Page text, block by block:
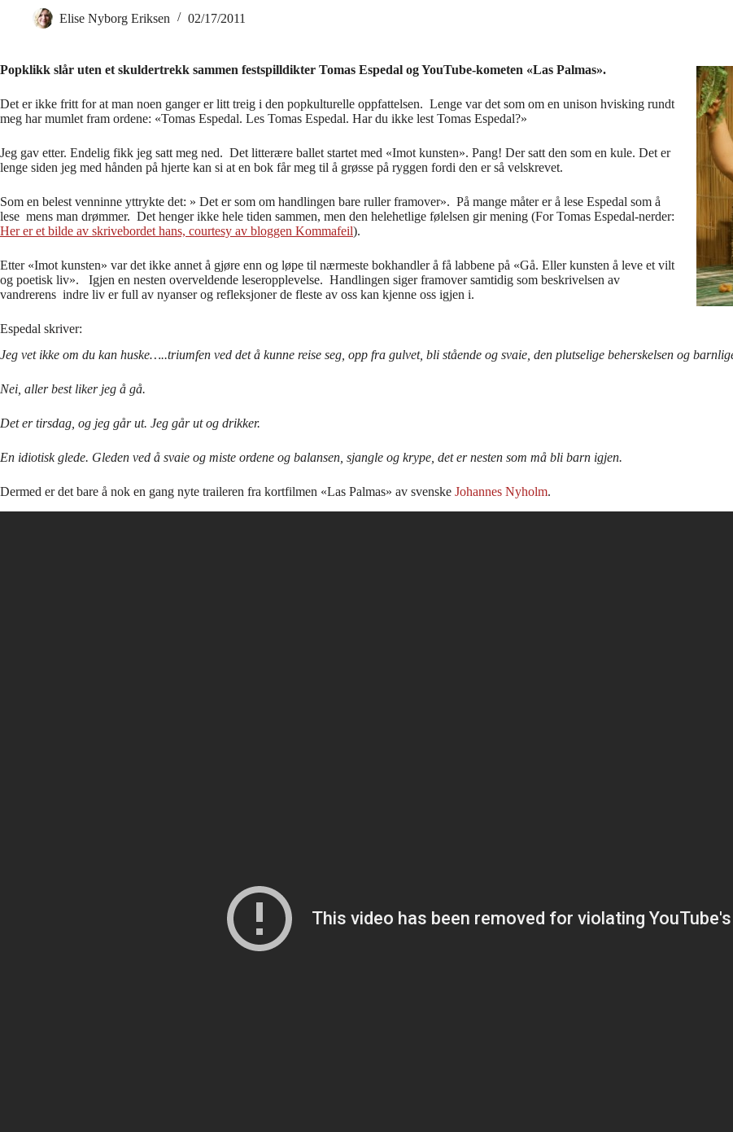
Elise Nyborg Eriksen 02/17/2011
Popklikk slår uten et skuldertrekk sammen festspilldikter Tomas Espedal og YouTube-kometen «Las Palmas».
Det er ikke fritt for at man noen ganger er litt treig i den popkulturelle oppfattelsen. Lenge var det som om en unison hvisking rundt
meg har mumlet fram ordene: «Tomas Espedal. Les Tomas Espedal. Har du ikke lest Tomas Espedal?»
Jeg gav etter. Endelig fikk jeg satt meg ned. Det litterære ballet startet med «Imot kunsten». Pang! Der satt den som en kule. Det er
lenge siden jeg med hånden på hjerte kan si at en bok får meg til å grøsse på ryggen fordi den er så velskrevet.
Som en belest venninne yttrykte det: » Det er som om handlingen bare ruller framover». På mange måter er å lese Espedal som å
lese mens man drømmer. Det henger ikke hele tiden sammen, men den helehetlige følelsen gir mening (For Tomas Espedal-nerder:
Her er et bilde av skrivebordet hans, courtesy av bloggen Kommafeil).
Etter «Imot kunsten» var det ikke annet å gjøre enn og løpe til nærmeste bokhandler å få labbene på «Gå. Eller kunsten å leve et vilt
og poetisk liv». Igjen en nesten overveldende leseropplevelse. Handlingen siger framover samtidig som beskrivelsen av
vandrerens indre liv er full av nyanser og refleksjoner de fleste av oss kan kjenne oss igjen i.
Espedal skriver:
Jeg vet ikke om du kan huske…..triumfen ved det å kunne reise seg, opp fra gulvet, bli stående og svaie, den plutselige beherskelsen og
Nei, aller best liker jeg å gå.
Det er tirsdag, og jeg går ut. Jeg går ut og drikker.
En idiotisk glede. Gleden ved å svaie og miste ordene og balansen, sjangle og krype, det er nesten som må bli barn igjen.
Dermed er det bare å nok en gang nyte traileren fra kortfilmen «Las Palmas» av svenske Johannes Nyholm.